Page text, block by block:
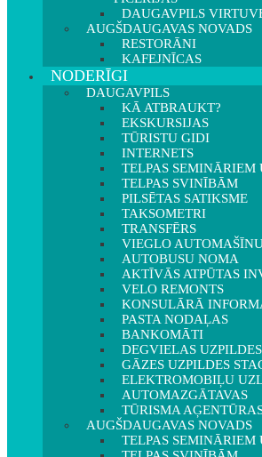
DAUGAVPILS
AUGŠDAUGAVAS NOVADS
RESTORĀNI
KAFEJNĪCAS
NODERĪGI
DAUGAVPILS
KĀ ATBRAUKT?
EKSKURSIJAS
TŪRISTU GIDI
INTERNETS
TELPAS SEMINĀRIEM
TELPAS SVINĪBĀM
PILSĒTAS SATIKSME
TAKSOMETRI
TRANSFĒRS
VIEGLO
AUTOBUSU NOMA
AKTĪVĀS ATPŪTAS
VELO REMONTS
KONSULĀRĀ
PASTA NODAĻAS
BANKOMĀTI
DEGVIELAS
GĀZES UZPILDES
ELEKTROMOBIĻU
AUTOMAZGĀTAVAS
TŪRISMA
AUGŠDAUGAVAS NOVADS
TELPAS SEMINĀRIEM